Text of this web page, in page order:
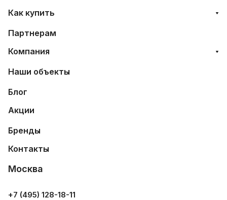
Как купить
Партнерам
Компания
Наши объекты
Блог
Акции
Бренды
Контакты
Москва
+7 (495) 128-18-11